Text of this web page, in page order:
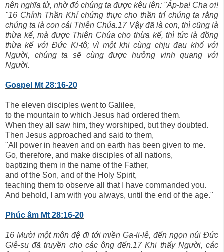
nên nghĩa tử, nhờ đó chúng ta được kêu lên: "Áp-ba! Cha ơi!
"16 Chính Thần Khí chứng thực cho thần trí chúng ta rằng
chúng ta là con cái Thiên Chúa.17 Vậy đã là con, thì cũng là
thừa kế, mà được Thiên Chúa cho thừa kế, thì tức là đồng
thừa kế với Đức Ki-tô; vì một khi cùng chịu đau khổ với
Người, chúng ta sẽ cùng được hưởng vinh quang với
Người.
Gospel Mt 28:16-20
The eleven disciples went to Galilee,
to the mountain to which Jesus had ordered them.
When they all saw him, they worshiped, but they doubted.
Then Jesus approached and said to them,
"All power in heaven and on earth has been given to me.
Go, therefore, and make disciples of all nations,
baptizing them in the name of the Father,
and of the Son, and of the Holy Spirit,
teaching them to observe all that I have commanded you.
And behold, I am with you always, until the end of the age."
Phúc âm Mt 28:16-20
16 Mười một môn đệ đi tới miền Ga-li-lê, đến ngọn núi Đức
Giê-su đã truyền cho các ông đến.17 Khi thấy Người, các